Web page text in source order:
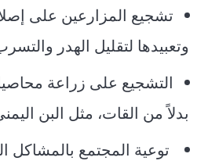
تشجيع المزارعين على
وتعبيدها لتقليل الهدر
التشجيع على زراعة
بدلاً من القات، مثل البن
توعية المجتمع بالمشاكل